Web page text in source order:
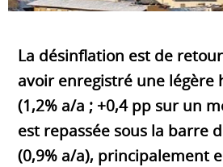
La désinflation est de
avoir enregistré une légère
(1,2% a/a ; +0,4 pp sur un
est repassée sous la barre
(0,9% a/a), principalement